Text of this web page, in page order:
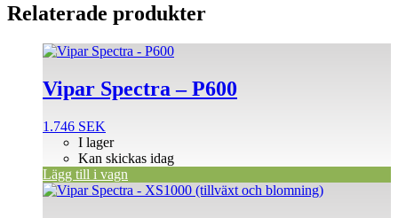
Relaterade produkter
Vipar Spectra – P600
1.746 SEK
I lager
Kan skickas idag
Lägg till i vagn